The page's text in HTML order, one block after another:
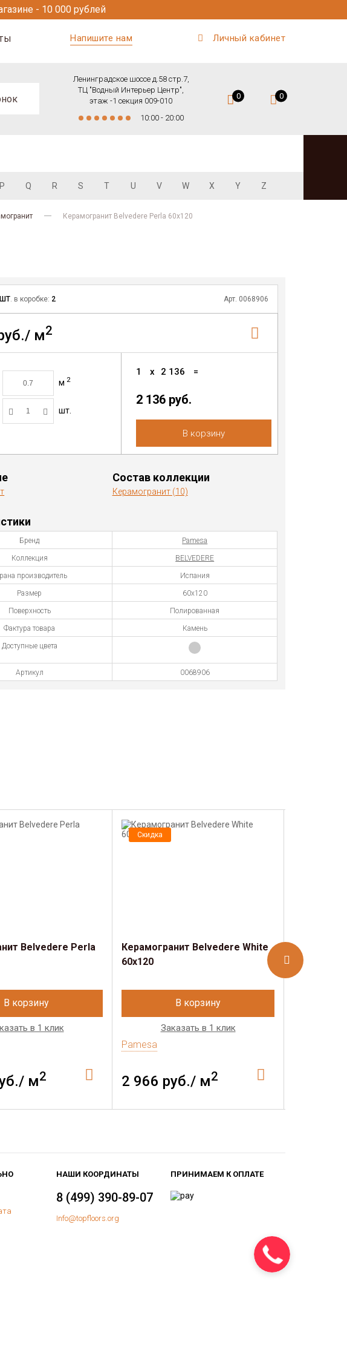
- 10 000 рублей
Напишите нам Личный кабинет
Ленинградское шоссе д.58 стр.7,
ТЦ "Водный Интерьер Центр",
этаж -1 секция 009-010
10:00 - 20:00
0 0
P Q R S T U V W X Y Z
Керамогранит Belvedere Perla 60x120
ШТ. в коробке: 2 Арт. 0068906
м2
м 2
шт.
1 x 2 136 =
2 136 руб.
В корзину
Состав коллекции
Керамогранит (10)
Бренд Pamesa
Коллекция BELVEDERE
производитель Испания
Размер 60x120
Поверхность Полированная
Фактура товара Камень
Доступные цвета
Артикул 0068906
Belvedere Perla
В корзину
в 1 клик
м2
Скидка
Керамогранит Belvedere White
60x120
В корзину
Заказать в 1 клик
Pamesa
2 966 руб./ м2
75х150
НАШИ КООРДИНАТЫ
8 (499) 390-89-07
Info@topfloors.org
ПРИНИМАЕМ К ОПЛАТЕ